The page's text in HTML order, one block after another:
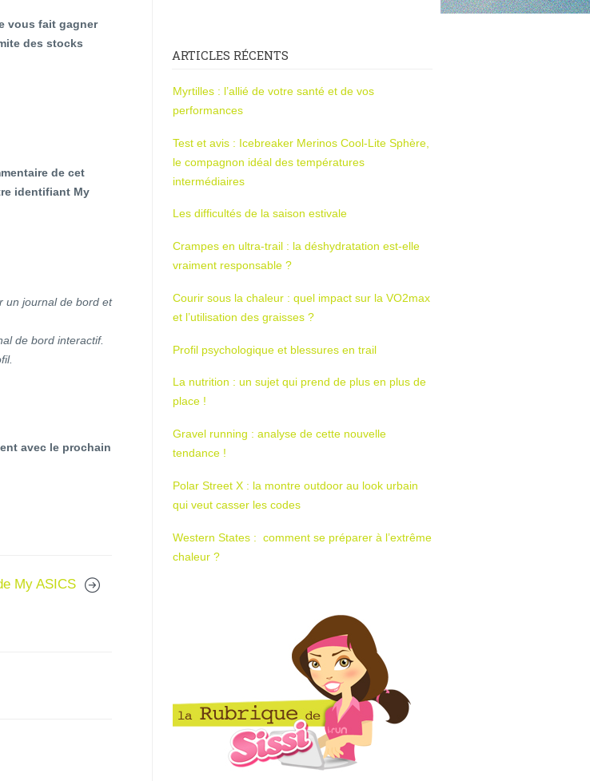
vous fait gagner
des stocks
de cet
identifiant My
un journal de bord et
de bord interactif.
avec le prochain
My ASICS
ARTICLES RÉCENTS
Myrtilles : l’allié de votre santé et de vos
performances
Test et avis : Icebreaker Merinos Cool-Lite Sphère,
le compagnon idéal des températures
intermédiaires
Les difficultés de la saison estivale
Crampes en ultra-trail : la déshydratation est-elle
vraiment responsable ?
Courir sous la chaleur : quel impact sur la VO2max
et l’utilisation des graisses ?
Profil psychologique et blessures en trail
La nutrition : un sujet qui prend de plus en plus de
place !
Gravel running : analyse de cette nouvelle
tendance !
Polar Street X : la montre outdoor au look urbain
qui veut casser les codes
Western States : comment se préparer à l’extrême
chaleur ?